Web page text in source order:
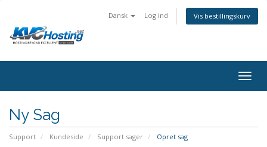
Dansk Log ind Vis bestillingskurv
Ny Sag
Support Kundeside Support sager Opret sag